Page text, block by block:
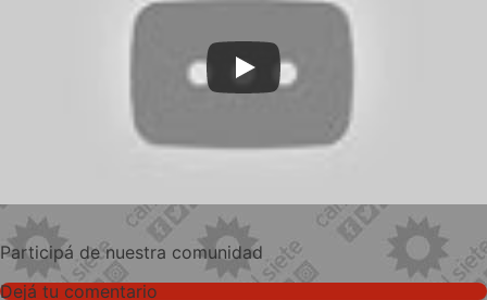
Participá de nuestra comunidad
Dejá tu comentario